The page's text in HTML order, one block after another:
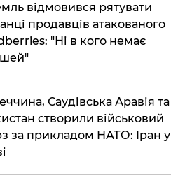
відмовився рятувати
продавців атакованого
"Ні в кого немає
Саудівська Аравія та
створили військовий
за прикладом НАТО: Іран у